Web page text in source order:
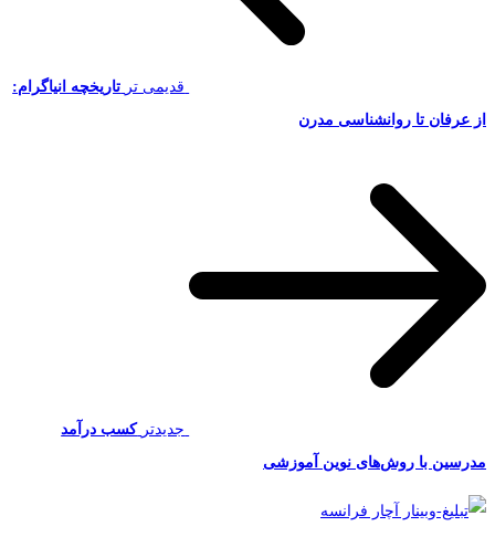
قدیمی تر تاریخچه انیاگرام:
از عرفان تا روانشناسی مدرن
جدیدتر کسب درآمد
مدرسین با روش‌های نوین آموزشی